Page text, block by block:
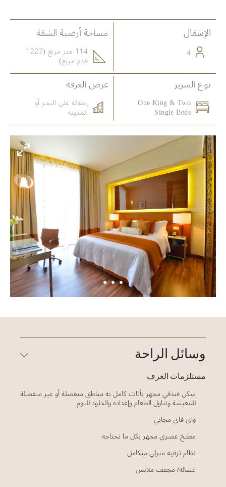
الإشغال
4
مساحة أرضية الشقة
114 متر مربع (1227
قدم مربع)
نوع السرير
One King & Two
Single Beds
عرض الغرفة
إطلالة على البحر أو
المدينة
وسائل الراحة
مستلزمات الغرف
سكن فندقي مجهز بأثاث كامل به مناطق منفصلة أو غير منفصلة
للمعيشة وتناول الطعام وإعداده والخلود للنوم
واي فاي مجاني
مطبخ عصري مجهز بكل ما تحتاجه
نظام ترفيه منزلي متكامل
غسالة/ مجفف ملابس